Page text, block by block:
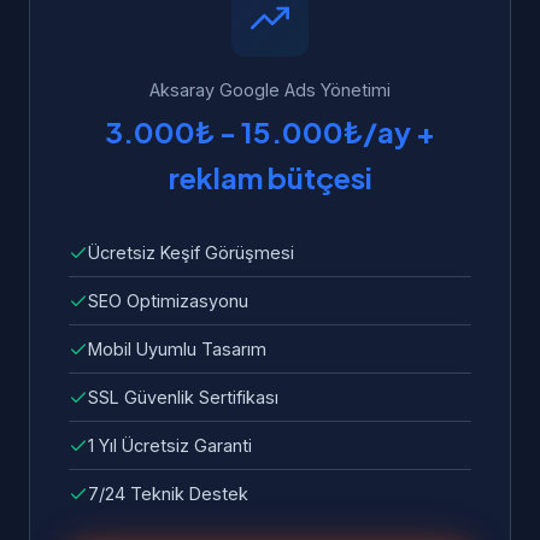
ve sorunlar ücretsiz olarak giderilir.
Aksaray Google Ads Yönetimi
3.000₺ - 15.000₺/ay +
reklam bütçesi
Ücretsiz Keşif Görüşmesi
SEO Optimizasyonu
Mobil Uyumlu Tasarım
SSL Güvenlik Sertifikası
1 Yıl Ücretsiz Garanti
7/24 Teknik Destek